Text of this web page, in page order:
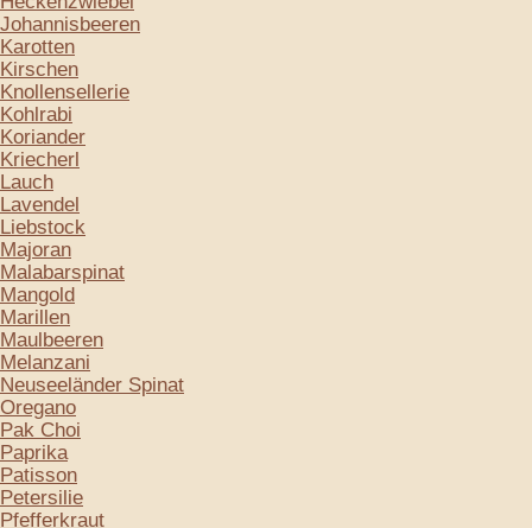
Johannisbeeren
Karotten
Kirschen
Knollensellerie
Kohlrabi
Koriander
Kriecherl
Lauch
Lavendel
Liebstock
Majoran
Malabarspinat
Mangold
Marillen
Maulbeeren
Melanzani
Neuseeländer Spinat
Oregano
Pak Choi
Paprika
Patisson
Petersilie
Pfefferkraut